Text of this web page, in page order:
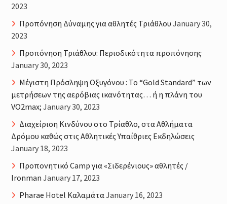
2023
Προπόνηση Δύναμης για αθλητές Τριάθλου January 30,
2023
Προπόνηση Τριάθλου: Περιοδικότητα προπόνησης
January 30, 2023
Μέγιστη Πρόσληψη Οξυγόνου : Το “Gold Standard” των
μετρήσεων της αερόβιας ικανότητας… ή η πλάνη του
VO2max; January 30, 2023
Διαχείριση Κινδύνου στο Τρίαθλο, στα Αθλήματα
Δρόμου καθώς στις Αθλητικές Υπαίθριες Εκδηλώσεις
January 18, 2023
Προπονητικό Camp για «Σιδερένιους» αθλητές /
Ironman January 17, 2023
Pharae Hotel Καλαμάτα January 16, 2023